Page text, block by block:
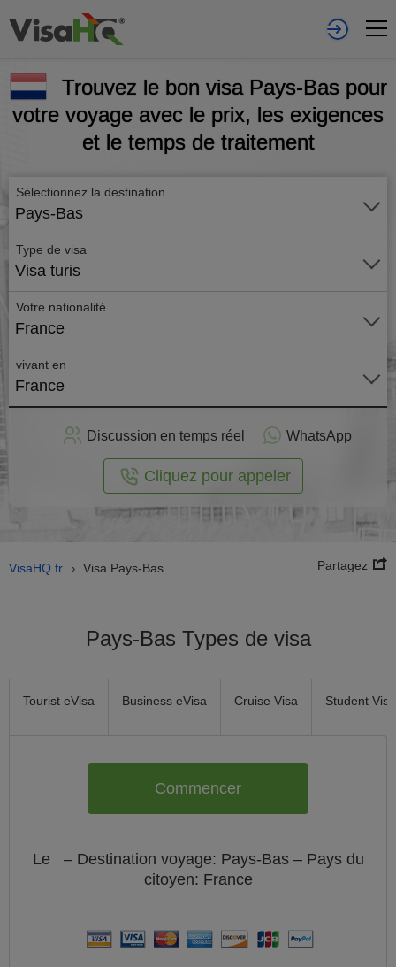
Trouvez le bon visa Pays-Bas pour
votre voyage avec le prix, les exigences
et le temps de traitement
Sélectionnez la destination
Pays-Bas
Type de visa
Visa turis
Votre nationalité
France
vivant en
France
Discussion en temps réel WhatsApp
Cliquez pour appeler
VisaHQ.fr › Visa Pays-Bas Partagez
Pays-Bas Types de visa
Tourist eVisa Business eVisa Cruise Visa Student Visa
Commencer
Le
– Destination voyage: Pays-Bas – Pays du
citoyen: France